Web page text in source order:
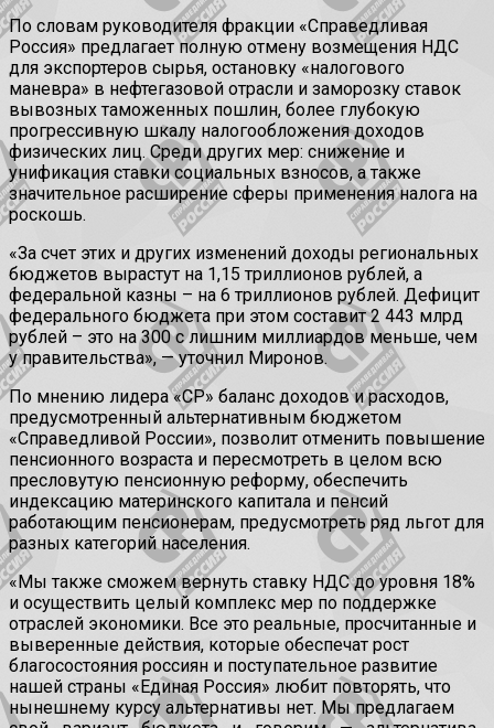
По словам руководителя фракции «Справедливая
Россия» предлагает полную отмену возмещения НДС
для экспортеров сырья, остановку «налогового
маневра» в нефтегазовой отрасли и заморозку ставок
вывозных таможенных пошлин, более глубокую
прогрессивную шкалу налогообложения доходов
физических лиц. Среди других мер: снижение и
унификация ставки социальных взносов, а также
значительное расширение сферы применения налога на
роскошь.
«За счет этих и других изменений доходы региональных
бюджетов вырастут на 1,15 триллионов рублей, а
федеральной казны – на 6 триллионов рублей. Дефицит
федерального бюджета при этом составит 2 443 млрд
рублей – это на 300 с лишним миллиардов меньше, чем
у правительства», — уточнил Миронов.
По мнению лидера «СР» баланс доходов и расходов,
предусмотренный альтернативным бюджетом
«Справедливой России», позволит отменить повышение
пенсионного возраста и пересмотреть в целом всю
пресловутую пенсионную реформу, обеспечить
индексацию материнского капитала и пенсий
работающим пенсионерам, предусмотреть ряд льгот для
разных категорий населения.
«Мы также сможем вернуть ставку НДС до уровня 18%
и осуществить целый комплекс мер по поддержке
отраслей экономики. Все это реальные, просчитанные и
выверенные действия, которые обеспечат рост
благосостояния россиян и поступательное развитие
нашей страны «Единая Россия» любит повторять, что
нынешнему курсу альтернативы нет. Мы предлагаем